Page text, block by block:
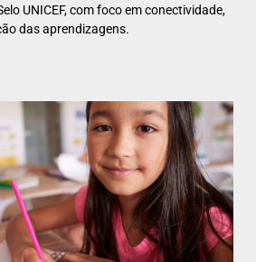
UNICEF, com foco em conectividade,
das aprendizagens.